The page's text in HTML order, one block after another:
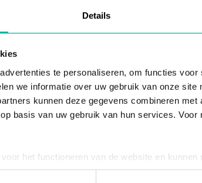
Details
te personaliseren, om functies voor
we informatie over uw gebruik van onze site
kunnen deze gegevens combineren met
basis van uw gebruik van hun services. Voor
het functioneren van de website en kunnen
uw toestemming voor het gebruik van
of de indeling in groepen
pour les